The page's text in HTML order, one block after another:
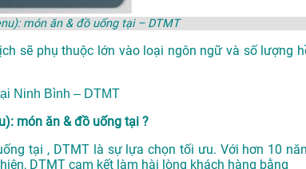
món ăn & đồ uống tại – DTMT
sẽ phụ thuộc lớn vào loại ngôn ngữ và số lượng
Ninh Bình – DTMT
món ăn & đồ uống tại ?
tại , DTMT là sự lựa chọn tối ưu. Với hơn 10
DTMT cam kết làm hài lòng khách hàng bằng